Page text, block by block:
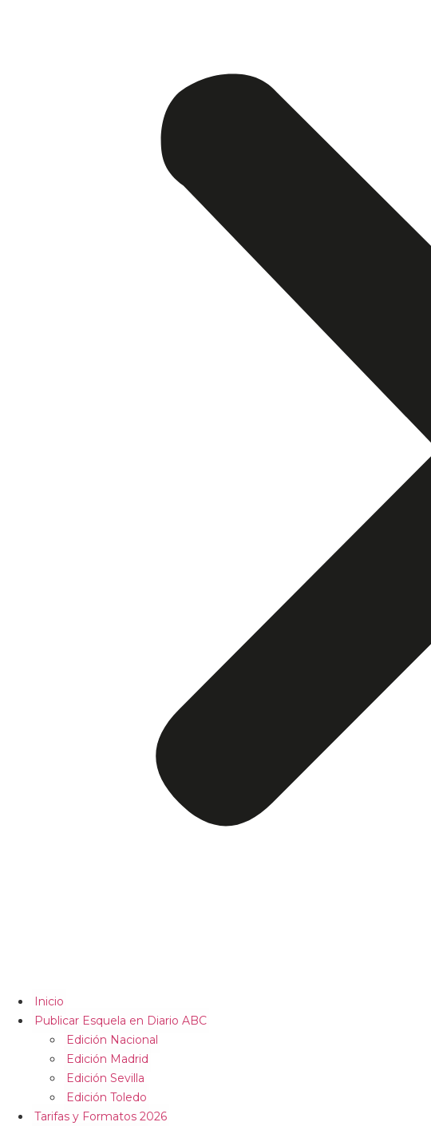
Inicio
Publicar Esquela en Diario ABC
Edición Nacional
Edición Madrid
Edición Sevilla
Edición Toledo
Tarifas y Formatos 2026